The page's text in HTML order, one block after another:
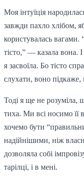
Моя інтуїція
завжди пахло хлібом,
користувалась вагами.
тісто,” — казала вона.
я засвоїла. Бо тісто
слухати, воно
Тоді я ще не розуміла,
тиха. Ми всі носимо її
хочемо бути
надійнішими, ніж
дозволяла собі
тарілці, і в мені.